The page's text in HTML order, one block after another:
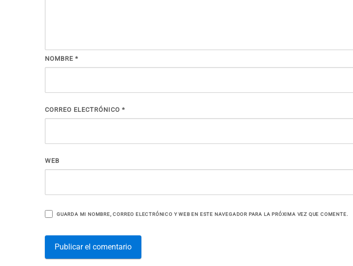
NOMBRE *
CORREO ELECTRÓNICO *
WEB
GUARDA MI NOMBRE, CORREO ELECTRÓNICO Y WEB EN ESTE NAVEGADOR PARA LA PRÓXIMA VEZ QUE COMENTE.